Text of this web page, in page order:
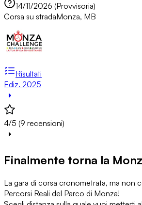
14/11/2026 (Provvisoria)
Corsa su stradaMonza, MB
Risultati
Ediz. 2025
4/5 (9 recensioni)
Finalmente torna la
La gara di corsa cronometrata, ma non
Percorsi Reali del Parco di Monza!